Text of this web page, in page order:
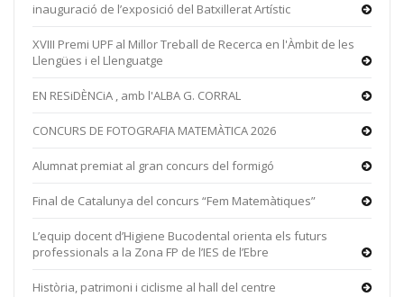
inauguració de l’exposició del Batxillerat Artístic
XVIII Premi UPF al Millor Treball de Recerca en l'Àmbit de les
Llengües i el Llenguatge
EN RESiDÈNCiA , amb l'ALBA G. CORRAL
CONCURS DE FOTOGRAFIA MATEMÀTICA 2026
Alumnat premiat al gran concurs del formigó
Final de Catalunya del concurs “Fem Matemàtiques”
L’equip docent d’Higiene Bucodental orienta els futurs
professionals a la Zona FP de l’IES de l’Ebre
Història, patrimoni i ciclisme al hall del centre